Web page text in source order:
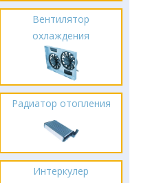
Вентилятор
охлаждения
Радиатор отопления
Интеркулер